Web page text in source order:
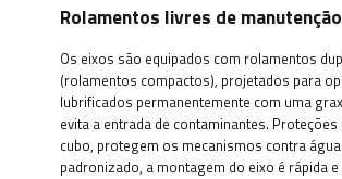
Rolamentos livres de
Os eixos são equipados com rolamentos
(rolamentos compactos), projetados para
lubrificados permanentemente com uma
evita a entrada de contaminantes.
cubo, protegem os mecanismos contra
padronizado, a montagem do eixo é rápida